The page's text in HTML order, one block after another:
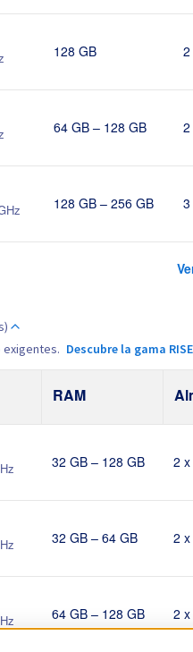
128 GB 2
64 GB – 128 GB 2
128 GB – 256 GB 3
Descubre la gama
RAM
32 GB – 128 GB 2 x
32 GB – 64 GB 2 x
64 GB – 128 GB 2 x